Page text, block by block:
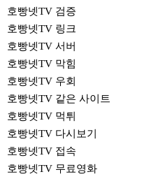
호빵넷TV 검증
호빵넷TV 링크
호빵넷TV 서버
호빵넷TV 막힘
호빵넷TV 우회
호빵넷TV 같은 사이트
호빵넷TV 먹튀
호빵넷TV 다시보기
호빵넷TV 접속
호빵넷TV 무료영화